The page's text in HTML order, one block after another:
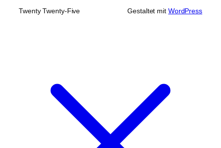
Twenty Twenty-Five Gestaltet mit WordPress